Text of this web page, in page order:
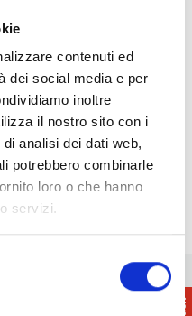
contenuti ed
dei social media e per
inoltre
il nostro sito con i
analisi dei dati web,
potrebbero combinarle
loro o che hanno
servizi.
| San Giuliano Terme
- 20:00 - 23:59
Emotional Garden |
10/2026 - Tutto il
and Lari-